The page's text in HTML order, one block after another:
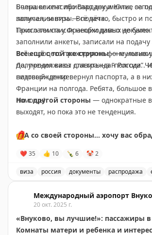
Вчера клиент прислал документы,
записал, завтра — подача.
Такого темпа у Франции давно не было.
Всё ещё с той же стороны—
Да, продолжают ставить на “полгода”.
подтверждение:
Большое спасибо Вардану и Юлие за
получении визы. Всё чётко, быстро и
Прислали список необходимых
заполнили анкеты, записали на подачу
Весь процесс проходил на фоне новых
получения визы для граждан России.
визовый центр вернул паспорта, а в
Франции на полгода. Ребята, большое
помощь!
Но с другой стороны — однократные
выходят, но пока это не тенденция.
🎁А со своей стороны… хочу вас
До конца декабря — специальная цена
французский Шенген с выгодой
Открыть визу можно хоть в январе,
или на майские, и, даже, на лето.
Так что выбирайте правильную
❤ 35 👍 10 🍾 6 🤡2
виза россия документы распродажа
Международный аэропорт
20 окт. 2025 г.
«Внуково, вы лучшие!»: пассажиры в
Комнаты матери и ребенка и